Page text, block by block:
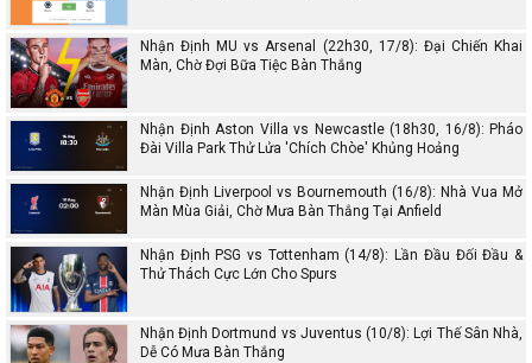
Nhận Định MU vs Arsenal (22h30, 17/8): Đại Chiến Khai
Màn, Chờ Đợi Bữa Tiệc Bàn Thắng
Nhận Định Aston Villa vs Newcastle (18h30, 16/8): Pháo
Đài Villa Park Thử Lửa 'Chích Chòe' Khủng Hoảng
Nhận Định Liverpool vs Bournemouth (16/8): Nhà Vua Mở
Màn Mùa Giải, Chờ Mưa Bàn Thắng Tại Anfield
Nhận Định PSG vs Tottenham (14/8): Lần Đầu Đối Đầu &
Thử Thách Cực Lớn Cho Spurs
Nhận Định Dortmund vs Juventus (10/8): Lợi Thế Sân Nhà,
Dễ Có Mưa Bàn Thắng